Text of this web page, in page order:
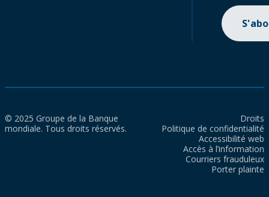
© 2025 Groupe de la Banque
mondiale. Tous droits réservés.
Droits
Politique de confidentialité
Accessibilité web
Accès à l’information
Courriers frauduleux
Porter plainte